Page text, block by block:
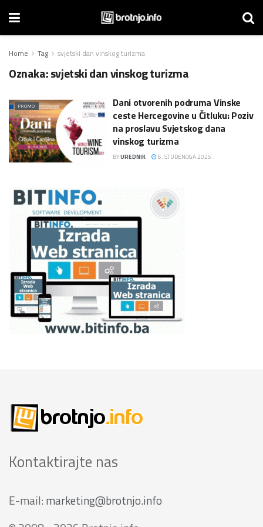
Home Tag svjetski dan vinskog turizma
Oznaka:svjetski dan vinskog turizma
PROMO
Dani otvorenih podruma Vinske
ceste Hercegovine u Čitluku: Poziv
na proslavu Svjetskog dana
vinskog turizma
BYUREDNIK 6. STUDENOGA 2025.
Kontaktirajte nas
E-mail: marketing@brotnjo.info